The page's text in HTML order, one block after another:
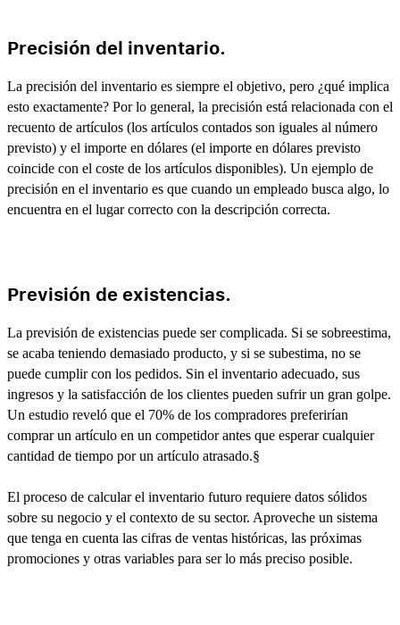
Precisión del inventario.
La precisión del inventario es siempre el objetivo, pero ¿qué implica
esto exactamente? Por lo general, la precisión está relacionada con el
recuento de artículos (los artículos contados son iguales al número
previsto) y el importe en dólares (el importe en dólares previsto
coincide con el coste de los artículos disponibles). Un ejemplo de
precisión en el inventario es que cuando un empleado busca algo, lo
encuentra en el lugar correcto con la descripción correcta.
Previsión de existencias.
La previsión de existencias puede ser complicada. Si se sobreestima,
se acaba teniendo demasiado producto, y si se subestima, no se
puede cumplir con los pedidos. Sin el inventario adecuado, sus
ingresos y la satisfacción de los clientes pueden sufrir un gran golpe.
Un estudio reveló que el 70% de los compradores preferirían
comprar un artículo en un competidor antes que esperar cualquier
cantidad de tiempo por un artículo atrasado.§
El proceso de calcular el inventario futuro requiere datos sólidos
sobre su negocio y el contexto de su sector. Aproveche un sistema
que tenga en cuenta las cifras de ventas históricas, las próximas
promociones y otras variables para ser lo más preciso posible.